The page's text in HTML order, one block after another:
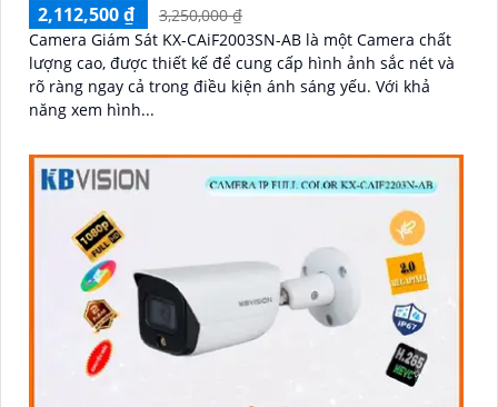
2,112,500 ₫
3,250,000 ₫
Camera Giám Sát KX-CAiF2003SN-AB là một Camera chất
lượng cao, được thiết kế để cung cấp hình ảnh sắc nét và
rõ ràng ngay cả trong điều kiện ánh sáng yếu. Với khả
năng xem hình...